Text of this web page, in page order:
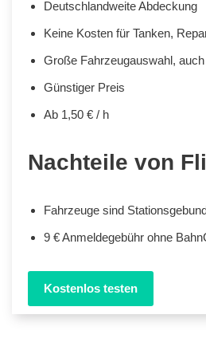
Deutschlandweite Abdeckung
Keine Kosten für Tanken,
Große Fahrzeugauswahl,
Günstiger Preis
Ab 1,50 € / h
Nachteile von
Fahrzeuge sind
9 € Anmeldegebühr ohne
Kostenlos testen